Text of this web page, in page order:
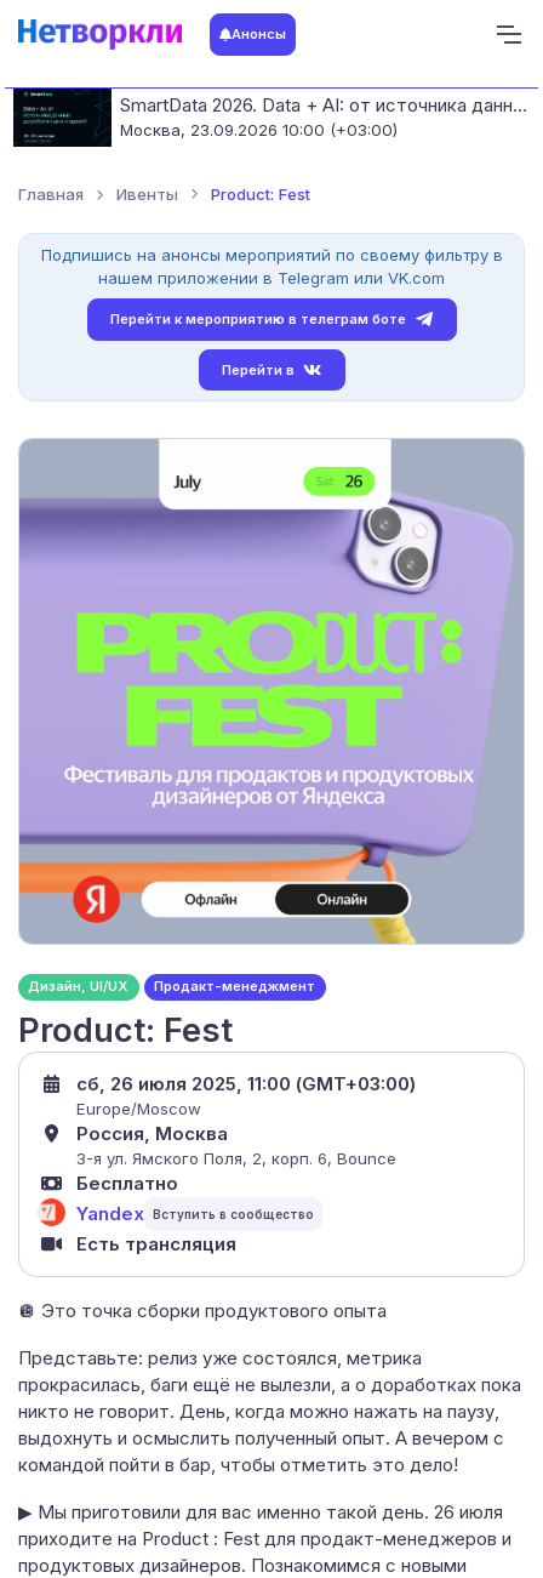
Анонсы
SmartData 2026. Data + AI: от источника данных до работающих моделей
Москва, 23.09.2026 10:00 (+03:00)
Главная Ивенты Product: Fest
Подпишись на анонсы мероприятий по своему фильтру в
нашем приложении в Telegram или VK.com
Перейти к мероприятию в телеграм боте
Перейти в
Дизайн, UI/UX Продакт-менеджмент
Product: Fest
🪩 Это точка сборки продуктового опыта
Представьте: релиз уже состоялся, метрика
прокрасилась, баги ещё не вылезли, а о доработках пока
никто не говорит. День, когда можно нажать на паузу,
выдохнуть и осмыслить полученный опыт. А вечером с
командой пойти в бар, чтобы отметить это дело!
▶ Мы приготовили для вас именно такой день. 26 июля
приходите на Product : Fest для продакт-менеджеров и
продуктовых дизайнеров. Познакомимся с новыми
сб, 26 июля 2025, 11:00 (GMT+03:00)
Europe/Moscow
Россия, Москва
3-я ул. Ямского Поля, 2, корп. 6, Bounce
Бесплатно
Yandex
Есть трансляция